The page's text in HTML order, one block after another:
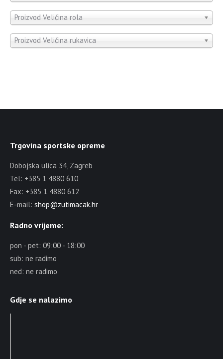
Proizvod Veličina rola
Proizvod Veličina rukavica
Trgovina sportske opreme
Dobojska ulica 34, Zagreb
Tel: +385 1 4880 610
Fax: +385 1 4880 612
E-mail: shop@zutimacak.hr
Radno vrijeme:
pon - pet: 09:00 - 18:00
sub: ne radimo
ned: ne radimo
Gdje se nalazimo